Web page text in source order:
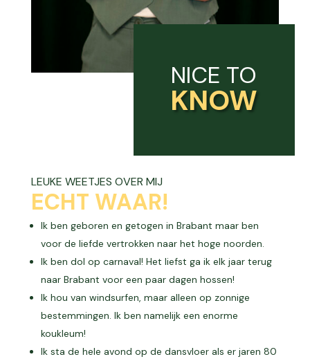
NICE TO
KNOW
LEUKE WEETJES OVER MIJ
ECHT WAAR!
Ik ben geboren en getogen in Brabant maar ben
voor de liefde vertrokken naar het hoge noorden.
Ik ben dol op carnaval! Het liefst ga ik elk jaar terug
naar Brabant voor een paar dagen hossen!
Ik hou van windsurfen, maar alleen op zonnige
bestemmingen. Ik ben namelijk een enorme
koukleum!
Ik sta de hele avond op de dansvloer als er jaren 80